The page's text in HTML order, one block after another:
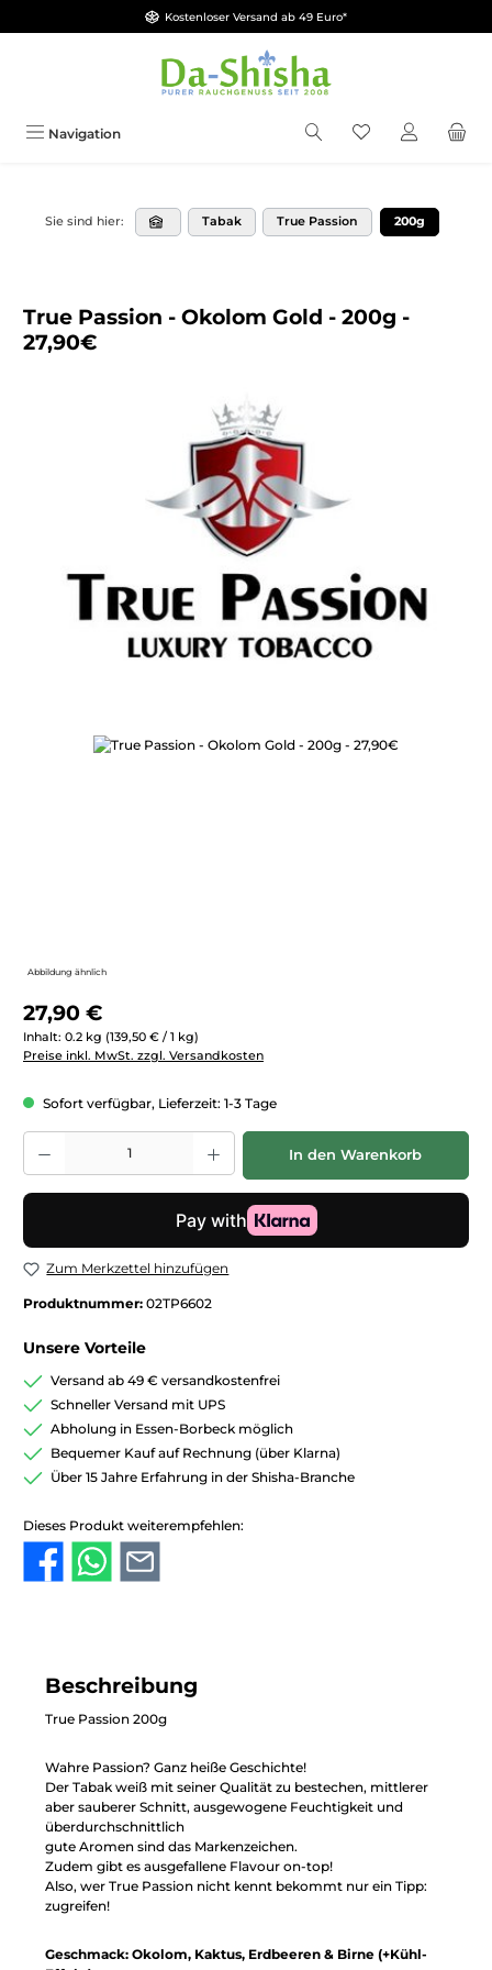
Zum Hauptinhalt springenKostenloser Versand ab 49 Euro*
Navigation Du hast 0
Sie sind hier: Tabak True Passion 200g
True Passion - Okolom Gold - 200g -
27,90€
Bildergalerie überspringen
Abbildung ähnlich
Regulärer Preis:
27,90 €
Inhalt: 0.2 kg (139,50 € / 1 kg)
Preise inkl. MwSt. zzgl. Versandkosten
Sofort verfügbar, Lieferzeit: 1-3 Tage
Produkt Anzahl: Gib den gewünschten Wert ein oder benutze die
In den Warenkorb
Zum Merkzettel hinzufügen
Produktnummer: 02TP6602
Unsere Vorteile
Versand ab 49 € versandkostenfrei
Schneller Versand mit UPS
Abholung in Essen-Borbeck möglich
Bequemer Kauf auf Rechnung (über Klarna)
Über 15 Jahre Erfahrung in der Shisha-Branche
Dieses Produkt weiterempfehlen:
Beschreibung
True Passion 200g
Wahre Passion? Ganz heiße Geschichte!
Der Tabak weiß mit seiner Qualität zu bestechen, mittlerer
aber sauberer Schnitt, ausgewogene Feuchtigkeit und
überdurchschnittlich
gute Aromen sind das Markenzeichen.
Zudem gibt es ausgefallene Flavour on-top!
Also, wer True Passion nicht kennt bekommt nur ein Tipp:
zugreifen!
Geschmack: Okolom, Kaktus, Erdbeeren & Birne (+Kühl-